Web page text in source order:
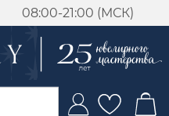
08:00-21:00 (МСК)